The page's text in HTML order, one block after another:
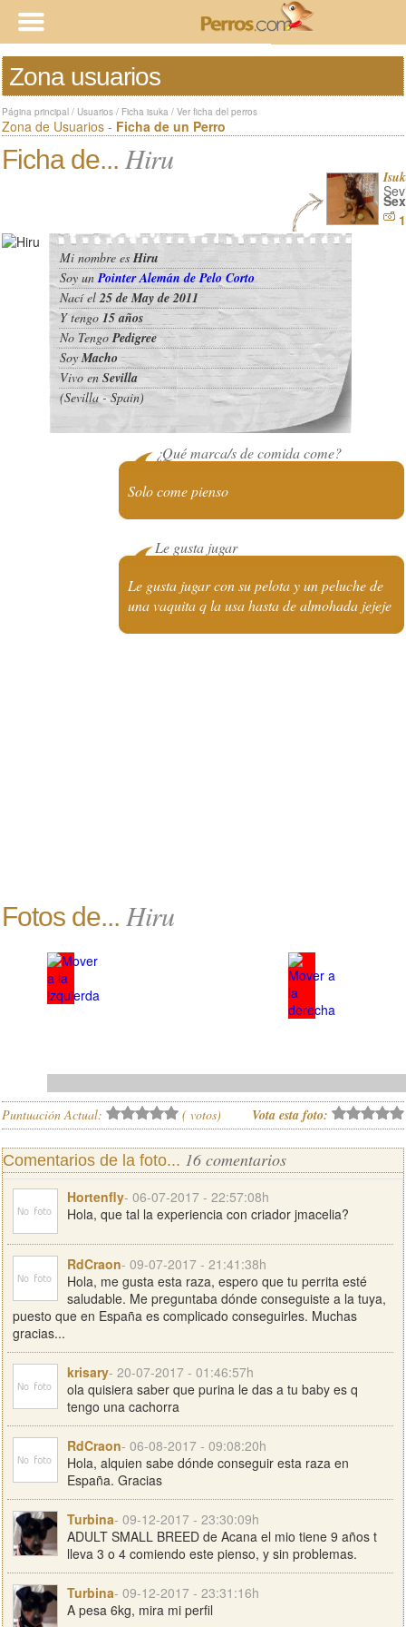
Zona usuarios
Página principal / Usuarios / Ficha isuka / Ver ficha del perros
Zona de Usuarios - Ficha de un Perro
Ficha de... Hiru
Mi nombre esHiru
Soy unPointer Alemán de Pelo Corto
Nací el25 de May de 2011
Y tengo 15 años
No TengoPedigree
SoyMacho
Vivo enSevilla
(Sevilla - Spain)
¿Qué marca/s de comida come?
Solo come pienso
Le gusta jugar
Le gusta jugar con su pelota y un peluche de
una vaquita q la usa hasta de almohada jejeje
Fotos de... Hiru
Puntuación Actual: ( votos) Vota esta foto:
Comentarios de la foto... 16 comentarios
Hortenfly- 06-07-2017 - 22:57:08h
Hola, que tal la experiencia con criador jmacelia?
RdCraon- 09-07-2017 - 21:41:38h
Hola, me gusta esta raza, espero que tu perrita esté
saludable. Me preguntaba dónde conseguiste a la tuya,
puesto que en España es complicado conseguirles. Muchas
gracias...
krisary- 20-07-2017 - 01:46:57h
ola quisiera saber que purina le das a tu baby es q
tengo una cachorra
RdCraon- 06-08-2017 - 09:08:20h
Hola, alquien sabe dónde conseguir esta raza en
España. Gracias
Turbina- 09-12-2017 - 23:30:09h
ADULT SMALL BREED de Acana el mio tiene 9 años t
lleva 3 o 4 comiendo este pienso, y sin problemas.
Turbina- 09-12-2017 - 23:31:16h
A pesa 6kg, mira mi perfil